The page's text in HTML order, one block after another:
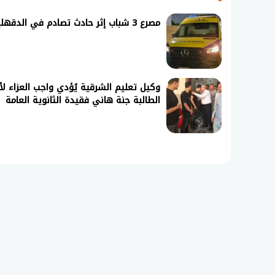
مصرع 3 شباب إثر حادث تصادم في الدقهلية
وكيل تعليم الشرقية يُؤدي واجب العزاء
الطالبة جنة هاني فقيدة الثانوية العامة